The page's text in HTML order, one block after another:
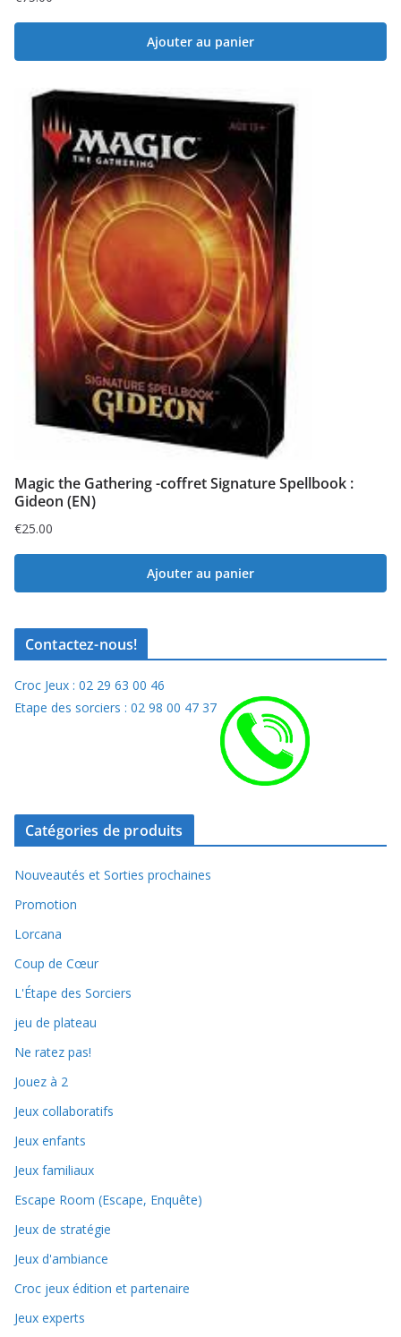
Ajouter au panier
Magic the Gathering -coffret Signature Spellbook :
Gideon (EN)
€25.00
Ajouter au panier
Contactez-nous!
Croc Jeux : 02 29 63 00 46
Etape des sorciers : 02 98 00 47 37
Catégories de produits
Nouveautés et Sorties prochaines
Promotion
Lorcana
Coup de Cœur
L'Étape des Sorciers
jeu de plateau
Ne ratez pas!
Jouez à 2
Jeux collaboratifs
Jeux enfants
Jeux familiaux
Escape Room (Escape, Enquête)
Jeux de stratégie
Jeux d'ambiance
Croc jeux édition et partenaire
Jeux experts